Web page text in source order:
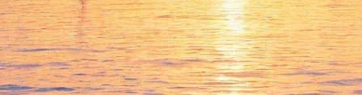
Алла Демидова с программой
"Серебряный век. Поэзия"